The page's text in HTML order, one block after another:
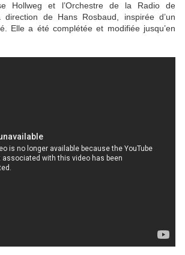
Hollweg et l’Orchestre de la Radio de
direction de Hans Rosbaud, inspirée d’un
Elle a été complétée et modifiée jusqu’en